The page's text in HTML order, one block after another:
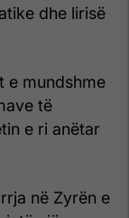
dhe lirisë
e mundshme
të
e ri anëtar
në Zyrën e